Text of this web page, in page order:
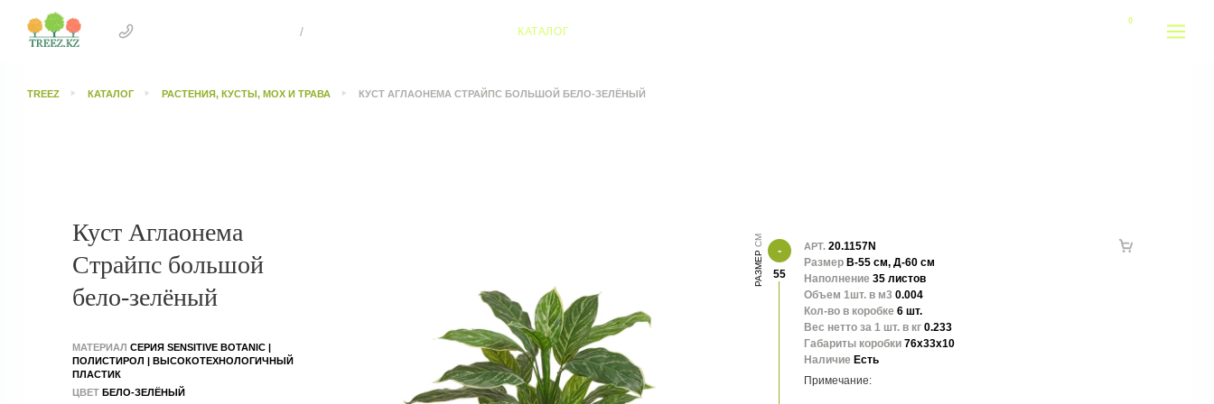
/ КАТАЛОГ
TREEZ КАТАЛОГ РАСТЕНИЯ, КУСТЫ, МОХ И ТРАВА КУСТ АГЛАОНЕМА СТРАЙПС БОЛЬШОЙ БЕЛО-ЗЕЛЁНЫЙ
Куст Аглаонема
Страйпс большой
бело-зелёный
МАТЕРИАЛ СЕРИЯ SENSITIVE BOTANIC |
ПОЛИСТИРОЛ | ВЫСОКОТЕХНОЛОГИЧНЫЙ
ПЛАСТИК
ЦВЕТ БЕЛО-ЗЕЛЁНЫЙ
РАЗМЕР 55
АРТ. 20.1157N
Размер В-55 см, Д-60 см
Наполнение 35 листов
Объем 1шт. в м3 0.004
Кол-во в коробке 6 шт.
Вес нетто за 1 шт. в кг 0.233
Габариты коробки 76x33x10
Наличие Есть